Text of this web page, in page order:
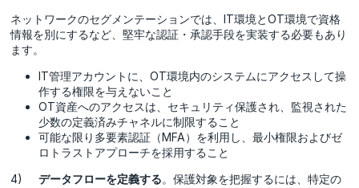
ネットワークのセグメンテーションでは、IT環境とOT環境で資格
情報を別にするなど、堅牢な認証・承認手段を実装する必要もあり
ます。
IT管理アカウントに、OT環境内のシステムにアクセスして操
作する権限を与えないこと
OT資産へのアクセスは、セキュリティ保護され、監視された
少数の定義済みチャネルに制限すること
可能な限り多要素認証（MFA）を利用し、最小権限およびゼ
ロトラストアプローチを採用すること
4)データフローを定義する。保護対象を把握するには、特定の